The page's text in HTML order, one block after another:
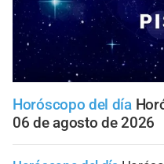
Horóscopo del día
06 de agosto de 2026